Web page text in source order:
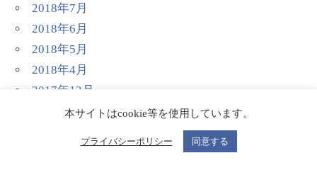
2018年7月
2018年6月
2018年5月
2018年4月
2017年12月
2017年9月本サイトはcookie等を使用しています。
プライバシーポリシー 同意する